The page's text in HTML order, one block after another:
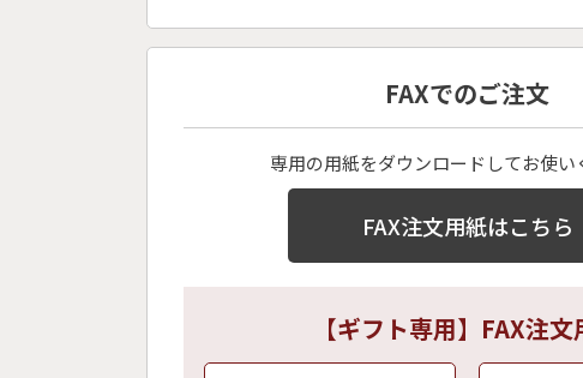
FAXでのご注文
専用の用紙をダウンロードしてお使い
FAX注文用紙はこちら
【ギフト専用】FAX注